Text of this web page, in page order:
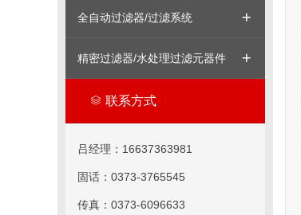
全自动过滤器/过滤系统
精密过滤器/水处理过滤元器件
联系方式
吕经理：16637363981
固话：0373-3765545
传真：0373-6096633